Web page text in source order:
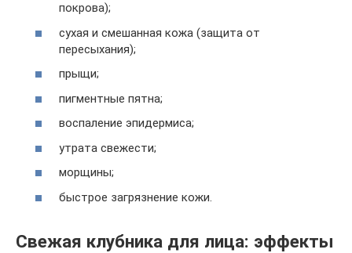
покрова);
сухая и смешанная кожа (защита от
пересыхания);
прыщи;
пигментные пятна;
воспаление эпидермиса;
утрата свежести;
морщины;
быстрое загрязнение кожи.
Свежая клубника для лица: эффекты